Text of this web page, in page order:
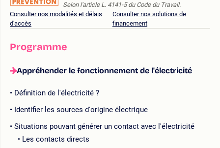
Selon l'article L. 4141-5 du Code du Travail.
Consulter nos modalités et délais
d'accès
Consulter nos solutions de
financement
Programme
Appréhender le fonctionnement de l'électricité
Définition de l'électricité ?
Identifier les sources d'origine électrique
Situations pouvant générer un contact avec l'électricité
Les contacts directs